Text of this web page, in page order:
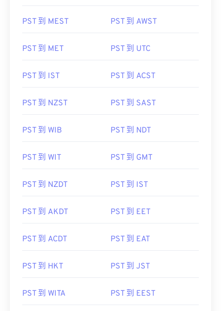
PST 到 MEST PST 到 AWST
PST 到 MET PST 到 UTC
PST 到 IST PST 到 ACST
PST 到 NZST PST 到 SAST
PST 到 WIB PST 到 NDT
PST 到 WIT PST 到 GMT
PST 到 NZDT PST 到 IST
PST 到 AKDT PST 到 EET
PST 到 ACDT PST 到 EAT
PST 到 HKT PST 到 JST
PST 到 WITA PST 到 EEST